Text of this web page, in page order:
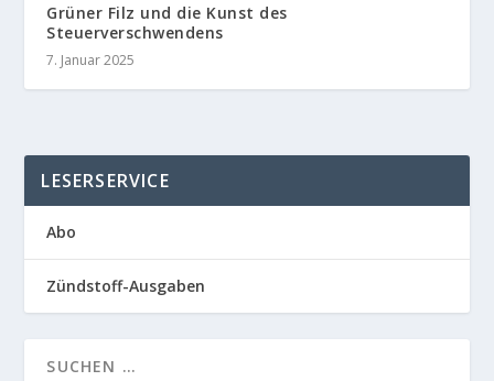
Grüner Filz und die Kunst des
Steuerverschwendens
7. Januar 2025
LESERSERVICE
Abo
Zündstoff-Ausgaben